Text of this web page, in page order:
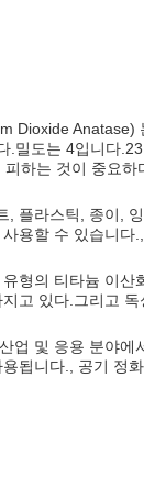
Dioxide
.밀도는 4입니다
하는 것이 중요하
, 플라스틱, 종이,
용할 수 있습니다
형의 티타늄 이
고 있다.그리고
업 및 응용 분야
됩니다., 공기 정